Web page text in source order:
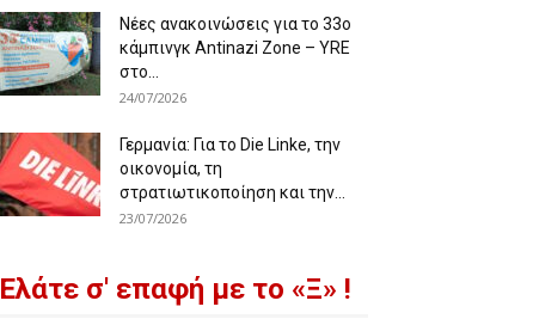
Νέες ανακοινώσεις για το 33ο
κάμπινγκ Antinazi Zone – YRE
στο...
24/07/2026
Γερμανία: Για το Die Linke, την
οικονομία, τη
στρατιωτικοποίηση και την...
23/07/2026
Ελάτε σ' επαφή με το «Ξ» !